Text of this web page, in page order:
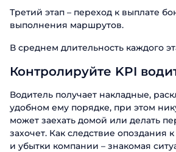
Третий этап – переход к выплате
выполнения маршрутов.
В среднем длительность каждого
Контролируйте KPI
Водитель получает накладные,
удобном ему порядке, при этом
может заехать домой или делать
захочет. Как следствие опоздания
и убытки компании – знакомая
Название компании
Отправить
ближайшее время.
ближайшее время.